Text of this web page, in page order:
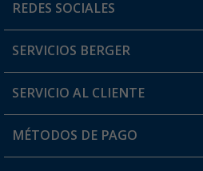
Horario de atención al cliente:
¿Tienes alguna duda?
REDES SOCIALES
SERVICIOS BERGER
Conviértete en distribuidor
Mi cuenta
SERVICIO AL CLIENTE
FAQ y Contacto
MÉTODOS DE PAGO